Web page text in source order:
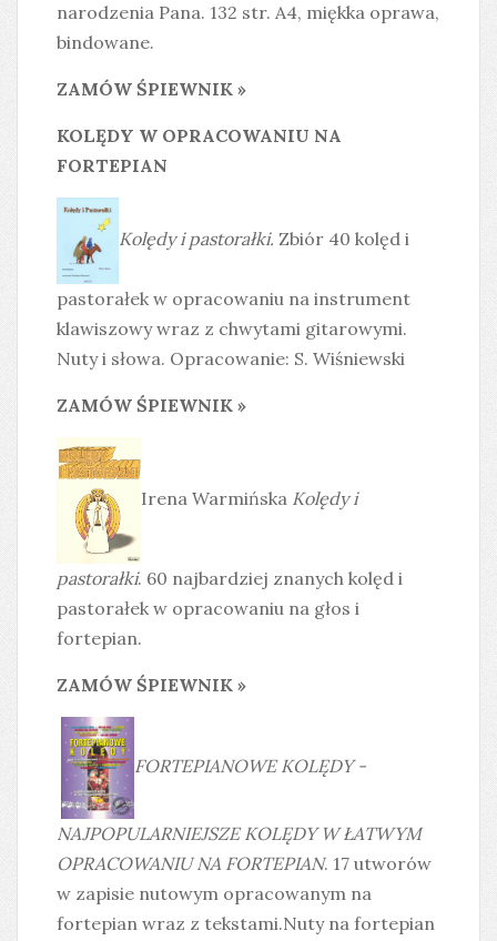
narodzenia Pana. 132 str. A4, miękka oprawa,
bindowane.
ZAMÓW ŚPIEWNIK »
KOLĘDY W OPRACOWANIU NA
FORTEPIAN
Kolędy i pastorałki. Zbiór 40 kolęd i
pastorałek w opracowaniu na instrument
klawiszowy wraz z chwytami gitarowymi.
Nuty i słowa. Opracowanie: S. Wiśniewski
ZAMÓW ŚPIEWNIK »
Irena Warmińska Kolędy i
pastorałki. 60 najbardziej znanych kolęd i
pastorałek w opracowaniu na głos i
fortepian.
ZAMÓW ŚPIEWNIK »
FORTEPIANOWE KOLĘDY -
NAJPOPULARNIEJSZE KOLĘDY W ŁATWYM
OPRACOWANIU NA FORTEPIAN. 17 utworów
w zapisie nutowym opracowanym na
fortepian wraz z tekstami.Nuty na fortepian